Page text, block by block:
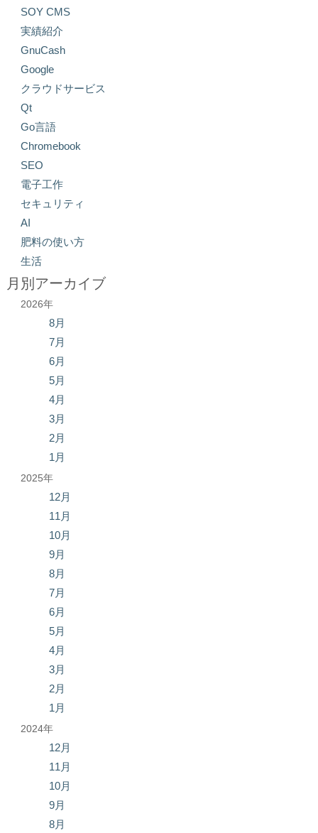
SOY CMS
実績紹介
GnuCash
Google
クラウドサービス
Qt
Go言語
Chromebook
SEO
電子工作
セキュリティ
AI
肥料の使い方
生活
月別アーカイブ
2026年
8月
7月
6月
5月
4月
3月
2月
1月
2025年
12月
11月
10月
9月
8月
7月
6月
5月
4月
3月
2月
1月
2024年
12月
11月
10月
9月
8月